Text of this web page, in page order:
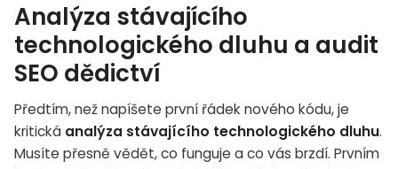
Analýza stávajícího
technologického dluhu a audit
SEO dědictví
Předtím, než napíšete první řádek nového kódu, je
kritická analýza stávajícího technologického dluhu.
Musíte přesně vědět, co funguje a co vás brzdí. Prvním